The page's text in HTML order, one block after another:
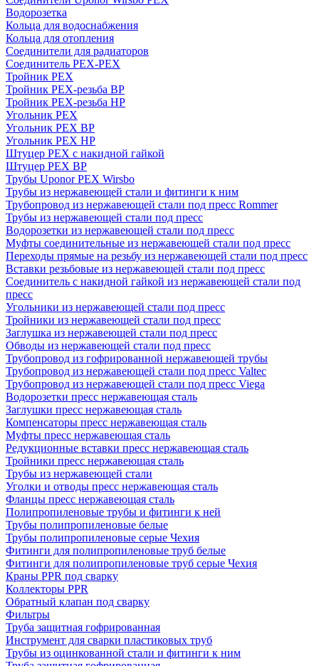
Водорозетка
Кольца для водоснабжения
Кольца для отопления
Соединители для радиаторов
Соединитель PEX-PEX
Тройник PEX
Тройник PEX-резьба ВР
Тройник PEX-резьба НР
Угольник PEX
Угольник PEX ВР
Угольник PEX НР
Штуцер PEX c накидной гайкой
Штуцер PEX ВР
Трубы Uponor PEX Wirsbo
Трубы из нержавеющей стали и фитинги к ним
Трубопровод из нержавеющей стали под пресс Rommer
Трубы из нержавеющей стали под пресс
Водорозетки из нержавеющей стали под пресс
Муфты соединительные из нержавеющей стали под пресс
Переходы прямые на резьбу из нержавеющей стали под пресс
Вставки резьбовые из нержавеющей стали под пресс
Соединитель с накидной гайкой из нержавеющей стали под
пресс
Угольники из нержавеющей стали под пресс
Тройники из нержавеющей стали под пресс
Заглушка из нержавеющей стали под пресс
Обводы из нержавеющей стали под пресс
Трубопровод из гофрированной нержавеющей трубы
Трубопровод из нержавеющей стали под пресс Valtec
Трубопровод из нержавеющей стали под пресс Viega
Водорозетки пресс нержавеющая сталь
Заглушки пресс нержавеющая сталь
Компенсаторы пресс нержавеющая сталь
Муфты пресс нержавеющая сталь
Редукционные вставки пресс нержавеющая сталь
Тройники пресс нержавеющая сталь
Трубы из нержавеющей стали
Уголки и отводы пресс нержавеющая сталь
Фланцы пресс нержавеющая сталь
Полипропиленовые трубы и фитинги к ней
Трубы полипропиленовые белые
Трубы полипропиленовые серые Чехия
Фитинги для полипропиленовые труб белые
Фитинги для полипропиленовые труб серые Чехия
Краны PPR под сварку
Коллекторы PPR
Обратный клапан под сварку
Фильтры
Труба защитная гофрированная
Инструмент для сварки пластиковых труб
Трубы из оцинкованной стали и фитинги к ним